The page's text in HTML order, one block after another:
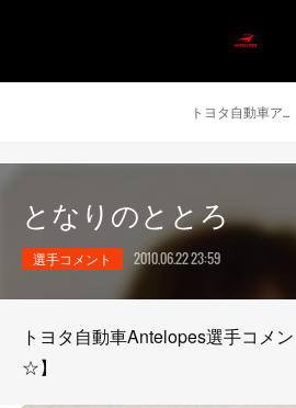
トヨタ自動車アンテロープス公式 ニュース
となりのととろ
選手コメント 2010.06.22 23:59
トヨタ自動車Antelopes選手コメ
☆】